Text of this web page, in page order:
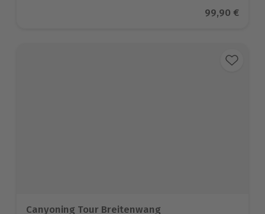
Aktueller
99,90 €
Canyoning Tour Breitenwang